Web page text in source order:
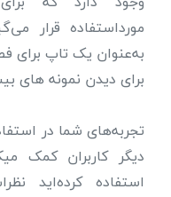
مورداستفاده قرار
به‌عنوان یک تاپ برای
برای دیدن نمونه های
تجربه‌های شما در
دیگر کاربران کمک
استفاده کرده‌اید